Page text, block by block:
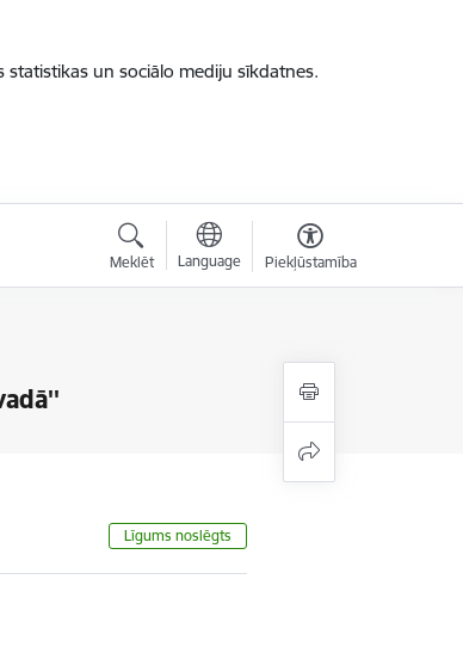
un sociālo mediju sīkdatnes.
Meklēt Language Piekļūstamība
Līgums noslēgts